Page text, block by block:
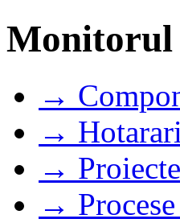
Monitorul
→
→
→
→